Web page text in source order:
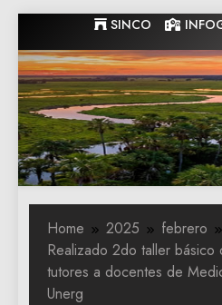
to
content
SINCO
Home 2025 febrero
Realizado 2do taller básico
tutores a docentes de
Unerg